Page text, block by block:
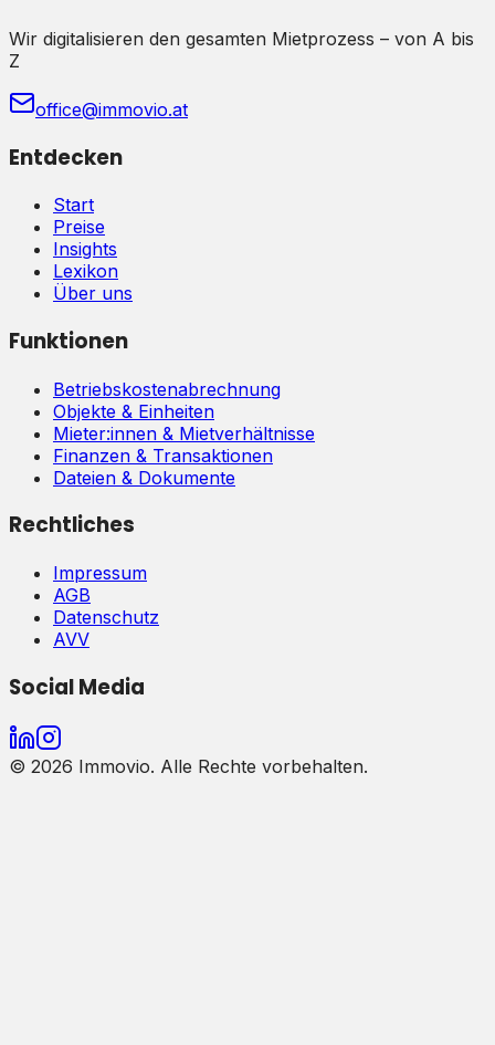
Wir digitalisieren den gesamten Mietprozess – von A bis
Z
office@immovio.at
Entdecken
Start
Preise
Insights
Lexikon
Über uns
Funktionen
Betriebskostenabrechnung
Objekte & Einheiten
Mieter:innen & Mietverhältnisse
Finanzen & Transaktionen
Dateien & Dokumente
Rechtliches
Impressum
AGB
Datenschutz
AVV
Social Media
© 2026 Immovio. Alle Rechte vorbehalten.